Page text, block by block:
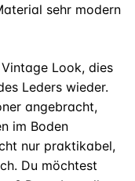
sehr modern
Look, dies
Leders wieder.
angebracht,
im Boden
nur praktikabel,
Du möchtest